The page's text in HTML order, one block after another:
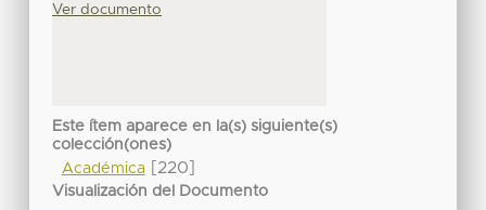
Ver documento
Este ítem aparece en la(s) siguiente(s)
colección(ones)
Académica[220]
Visualización del Documento